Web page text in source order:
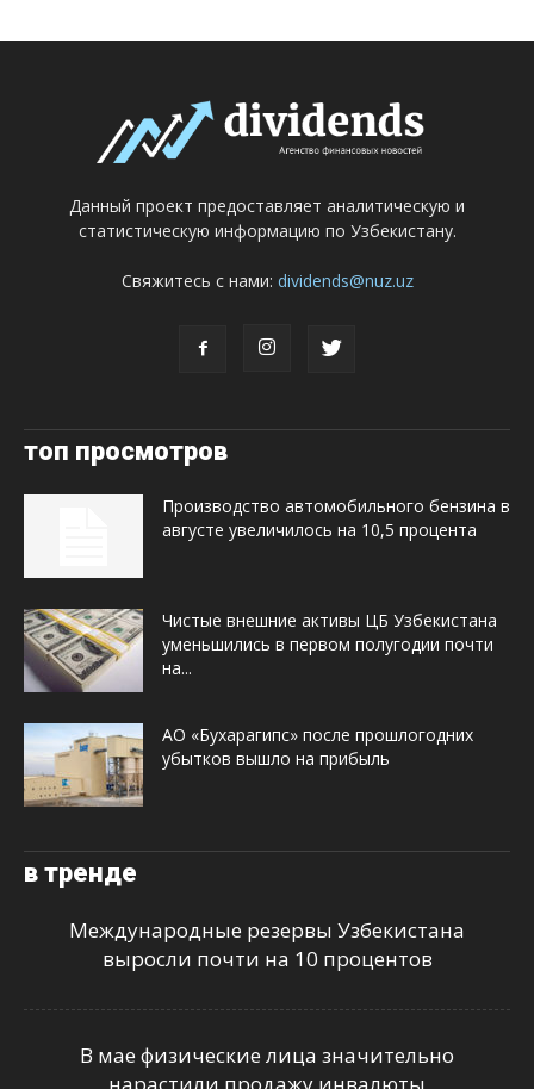
Данный проект предоставляет аналитическую и
статистическую информацию по Узбекистану.
Свяжитесь с нами: dividends@nuz.uz
топ просмотров
Производство автомобильного бензина в
августе увеличилось на 10,5 процента
Чистые внешние активы ЦБ Узбекистана
уменьшились в первом полугодии почти
на...
АО «Бухарагипс» после прошлогодних
убытков вышло на прибыль
в тренде
Международные резервы Узбекистана
выросли почти на 10 процентов
В мае физические лица значительно